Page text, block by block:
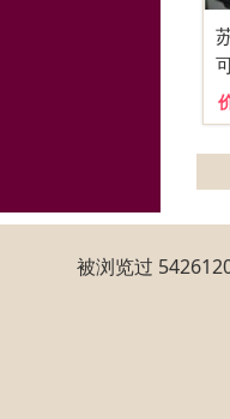
被浏览过